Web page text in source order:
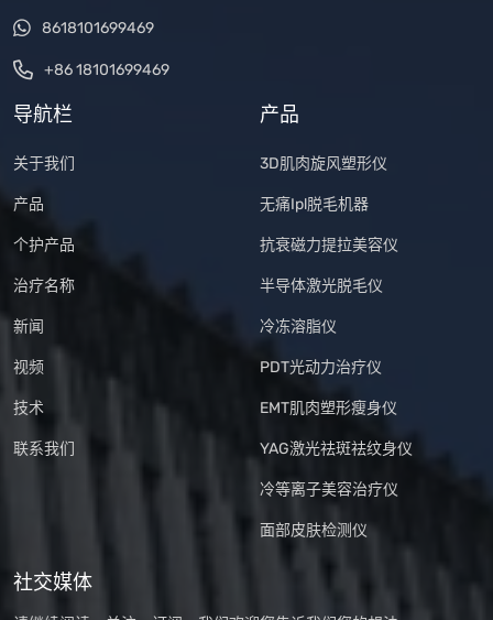
8618101699469
+86 18101699469
导航栏
关于我们
产品
个护产品
治疗名称
新闻
视频
技术
联系我们
产品
3D肌肉旋风塑形仪
无痛Ipl脱毛机器
抗衰磁力提拉美容仪
半导体激光脱毛仪
冷冻溶脂仪
PDT光动力治疗仪
EMT肌肉塑形瘦身仪
YAG激光祛斑祛纹身仪
冷等离子美容治疗仪
面部皮肤检测仪
社交媒体